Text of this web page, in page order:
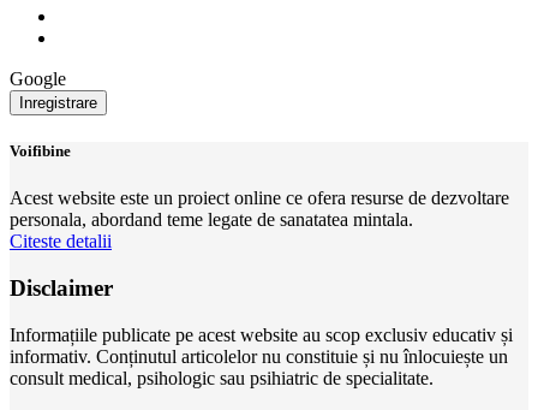
Google
Voifibine
Acest website este un proiect online ce ofera resurse de dezvoltare
personala, abordand teme legate de sanatatea mintala.
Citeste detalii
Disclaimer
Informațiile publicate pe acest website au scop exclusiv educativ și
informativ. Conținutul articolelor nu constituie și nu înlocuiește un
consult medical, psihologic sau psihiatric de specialitate.